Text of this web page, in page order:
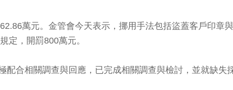
萬元。金管會今天表示，挪用手法包括盜蓋客戶印章
定，開罰800萬元。
合相關調查與回應，已完成相關調查與檢討，並就缺失